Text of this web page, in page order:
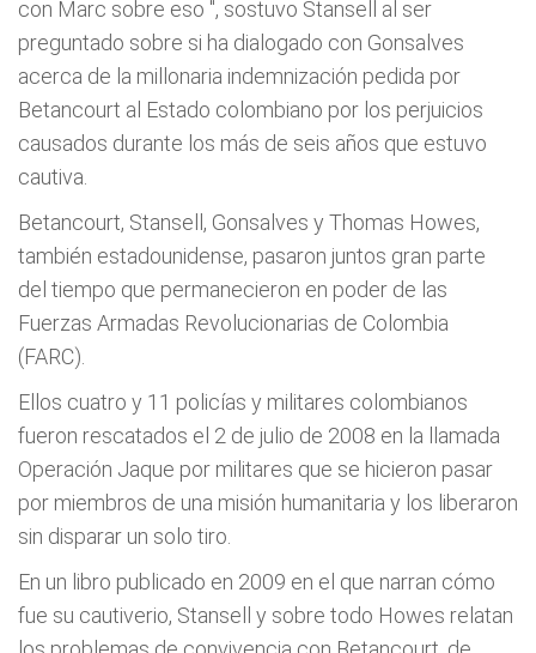
con Marc sobre eso ", sostuvo Stansell al ser
preguntado sobre si ha dialogado con Gonsalves
acerca de la millonaria indemnización pedida por
Betancourt al Estado colombiano por los perjuicios
causados durante los más de seis años que estuvo
cautiva.
Betancourt, Stansell, Gonsalves y Thomas Howes,
también estadounidense, pasaron juntos gran parte
del tiempo que permanecieron en poder de las
Fuerzas Armadas Revolucionarias de Colombia
(FARC).
Ellos cuatro y 11 policías y militares colombianos
fueron rescatados el 2 de julio de 2008 en la llamada
Operación Jaque por militares que se hicieron pasar
por miembros de una misión humanitaria y los liberaron
sin disparar un solo tiro.
En un libro publicado en 2009 en el que narran cómo
fue su cautiverio, Stansell y sobre todo Howes relatan